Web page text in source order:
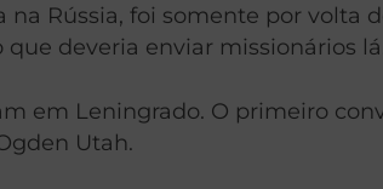
Rússia, foi somente por volta
deveria enviar missionários
em Leningrado. O primeiro
Utah.